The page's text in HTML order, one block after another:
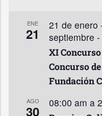
ENE
21
21 de enero
septiembre
XI
Concurso
Fundación
AGO
30
08:00 am a